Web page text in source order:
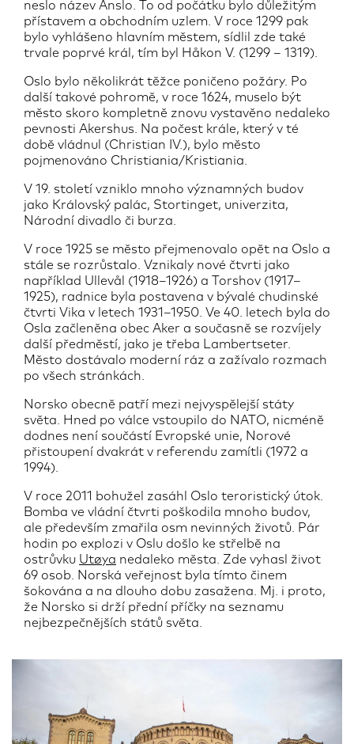
neslo název Ánslo. To od počátku bylo důležitým
přístavem a obchodním uzlem. V roce 1299 pak
bylo vyhlášeno hlavním městem, sídlil zde také
trvale poprvé král, tím byl Håkon V. (1299 – 1319).
Oslo bylo několikrát těžce poničeno požáry. Po
další takové pohromě, v roce 1624, muselo být
město skoro kompletně znovu vystavěno nedaleko
pevnosti Akershus. Na počest krále, který v té
době vládnul (Christian IV.), bylo město
pojmenováno Christiania/Kristiania.
V 19. století vzniklo mnoho významných budov
jako Královský palác, Stortinget, univerzita,
Národní divadlo či burza.
V roce 1925 se město přejmenovalo opět na Oslo a
stále se rozrůstalo. Vznikaly nové čtvrti jako
například Ullevål (1918–1926) a Torshov (1917–
1925), radnice byla postavena v bývalé chudinské
čtvrti Vika v letech 1931–1950. Ve 40. letech byla do
Osla začleněna obec Aker a současně se rozvíjely
další předměstí, jako je třeba Lambertseter.
Město dostávalo moderní ráz a zažívalo rozmach
po všech stránkách.
Norsko obecně patří mezi nejvyspělejší státy
světa. Hned po válce vstoupilo do NATO, nicméně
dodnes není součástí Evropské unie, Norové
přistoupení dvakrát v referendu zamítli (1972 a
1994).
V roce 2011 bohužel zasáhl Oslo teroristický útok.
Bomba ve vládní čtvrti poškodila mnoho budov,
ale především zmařila osm nevinných životů. Pár
hodin po explozi v Oslu došlo ke střelbě na
ostrůvku Utøya nedaleko města. Zde vyhasl život
69 osob. Norská veřejnost byla tímto činem
šokována a na dlouho dobu zasažena. Mj. i proto,
že Norsko si drží přední příčky na seznamu
nejbezpečnějších států světa.